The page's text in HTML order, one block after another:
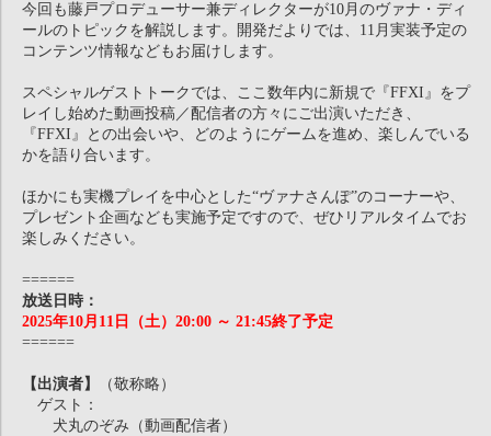
今回も藤戸プロデューサー兼ディレクターが10月のヴァナ・ディ
ールのトピックを解説します。開発だよりでは、11月実装予定の
コンテンツ情報などもお届けします。
スペシャルゲストトークでは、ここ数年内に新規で『FFXI』をプ
レイし始めた動画投稿／配信者の方々にご出演いただき、
『FFXI』との出会いや、どのようにゲームを進め、楽しんでいる
かを語り合います。
ほかにも実機プレイを中心とした“ヴァナさんぽ”のコーナーや、
プレゼント企画なども実施予定ですので、ぜひリアルタイムでお
楽しみください。
======
放送日時：
2025年10月11日（土）20:00 ～ 21:45終了予定
======
【出演者】
（敬称略）
ゲスト：
犬丸のぞみ（動画配信者）